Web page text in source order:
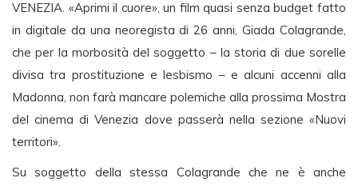
VENEZIA. «Aprimi il cuore», un film quasi senza budget fatto
in digitale da una neoregista di 26 anni, Giada Colagrande,
che per la morbosità del soggetto – la storia di due sorelle
divisa tra prostituzione e lesbismo – e alcuni accenni alla
Madonna, non farà mancare polemiche alla prossima Mostra
del cinema di Venezia dove passerà nella sezione «Nuovi
territori».
Su soggetto della stessa Colagrande che ne è anche